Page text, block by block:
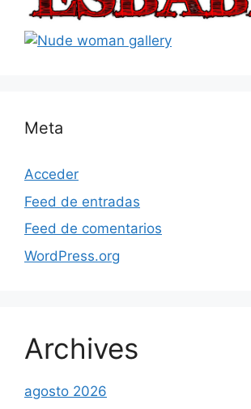
Meta
Acceder
Feed de entradas
Feed de comentarios
WordPress.org
Archives
agosto 2026